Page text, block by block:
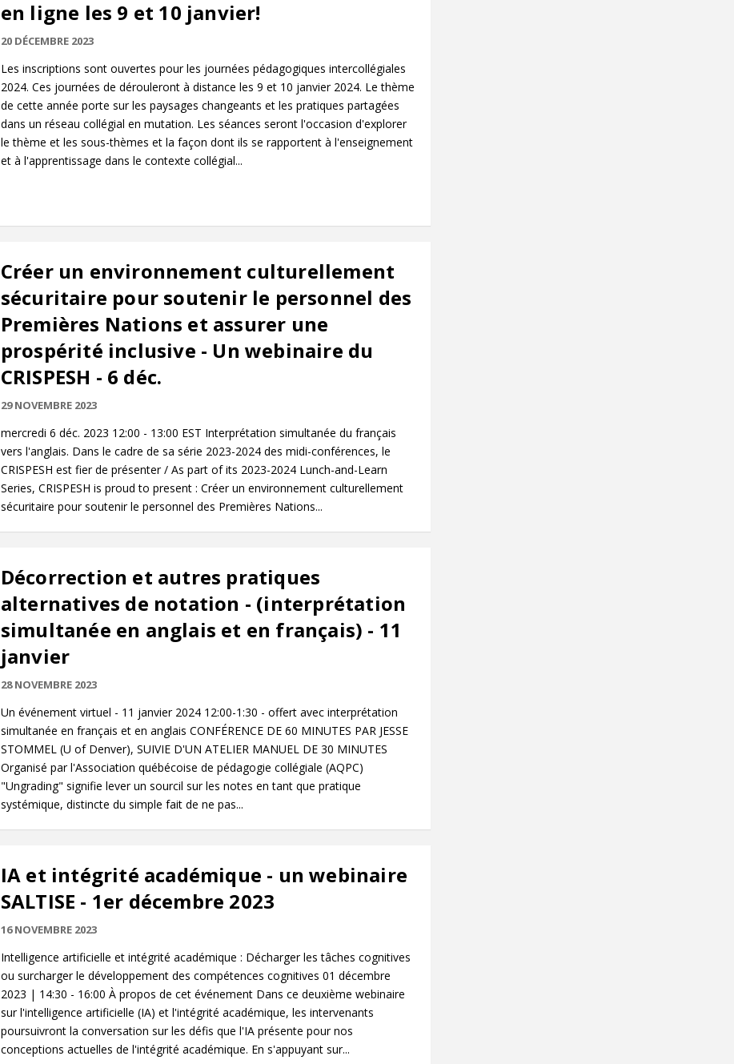
en ligne les 9 et 10 janvier!
20 DÉCEMBRE 2023
Les inscriptions sont ouvertes pour les journées pédagogiques intercollégiales
2024. Ces journées de dérouleront à distance les 9 et 10 janvier 2024. Le thème
de cette année porte sur les paysages changeants et les pratiques partagées
dans un réseau collégial en mutation. Les séances seront l'occasion d'explorer
le thème et les sous-thèmes et la façon dont ils se rapportent à l'enseignement
et à l'apprentissage dans le contexte collégial...
Créer un environnement culturellement
sécuritaire pour soutenir le personnel des
Premières Nations et assurer une
prospérité inclusive - Un webinaire du
CRISPESH - 6 déc.
29 NOVEMBRE 2023
mercredi 6 déc. 2023 12:00 - 13:00 EST Interprétation simultanée du français
vers l'anglais. Dans le cadre de sa série 2023-2024 des midi-conférences, le
CRISPESH est fier de présenter / As part of its 2023-2024 Lunch-and-Learn
Series, CRISPESH is proud to present : Créer un environnement culturellement
sécuritaire pour soutenir le personnel des Premières Nations...
Décorrection et autres pratiques
alternatives de notation - (interprétation
simultanée en anglais et en français) - 11
janvier
28 NOVEMBRE 2023
Un événement virtuel - 11 janvier 2024 12:00-1:30 - offert avec interprétation
simultanée en français et en anglais CONFÉRENCE DE 60 MINUTES PAR JESSE
STOMMEL (U of Denver), SUIVIE D'UN ATELIER MANUEL DE 30 MINUTES
Organisé par l'Association québécoise de pédagogie collégiale (AQPC)
"Ungrading" signifie lever un sourcil sur les notes en tant que pratique
systémique, distincte du simple fait de ne pas...
IA et intégrité académique - un webinaire
SALTISE - 1er décembre 2023
16 NOVEMBRE 2023
Intelligence artificielle et intégrité académique : Décharger les tâches cognitives
ou surcharger le développement des compétences cognitives 01 décembre
2023 | 14:30 - 16:00 À propos de cet événement Dans ce deuxième webinaire
sur l'intelligence artificielle (IA) et l'intégrité académique, les intervenants
poursuivront la conversation sur les défis que l'IA présente pour nos
conceptions actuelles de l'intégrité académique. En s'appuyant sur...